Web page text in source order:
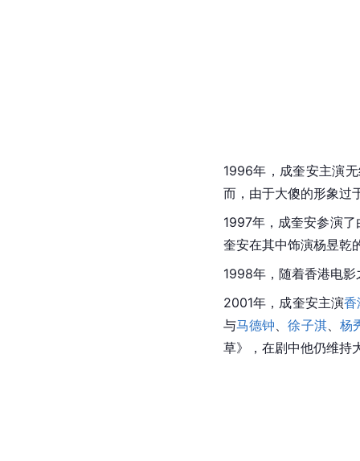
1996年，成奎安主演
而，由于大傻的形象过
1997年，成奎安参演了
奎安在其中饰演杨昱乾
1998年，随着香港电
2001年，成奎安主演香
与马德钟 、徐子淇、 杨
草》，在剧中他仍维持